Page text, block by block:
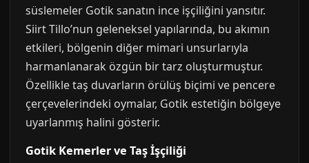
süslemeler Gotik sanatın ince işçiliğini yansıtır.
Siirt Tillo’nun geleneksel yapılarında, bu akımın
etkileri, bölgenin diğer mimari unsurlarıyla
harmanlanarak özgün bir tarz oluşturmuştur.
Özellikle taş duvarların örülüş biçimi ve pencere
çerçevelerindeki oymalar, Gotik estetiğin bölgeye
uyarlanmış halini gösterir.
Gotik Kemerler ve Taş İşçiliği